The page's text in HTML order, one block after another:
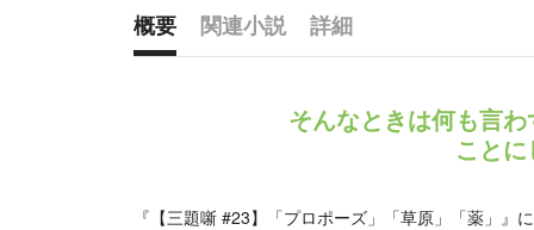
概要 関連小説
詳細
そんなときは何も言
こと
『【三題噺 #23】「プロポーズ」「草原」「薬」